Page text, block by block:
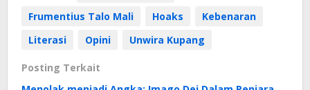
Frumentius Talo Mali
Hoaks
Kebenaran
Literasi
Opini Unwira Kupang
Posting Terkait